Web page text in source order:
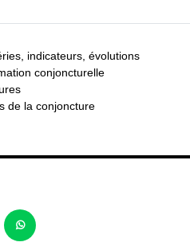
indicateurs, évolutions
conjoncturelle
de la conjoncture